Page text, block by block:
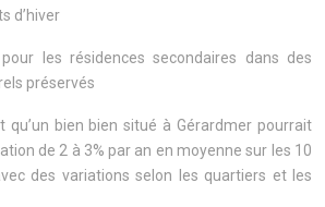
d’hiver
les résidences secondaires dans des
préservés
qu’un bien bien situé à Gérardmer pourrait
de 2 à 3% par an en moyenne sur les 10
des variations selon les quartiers et les